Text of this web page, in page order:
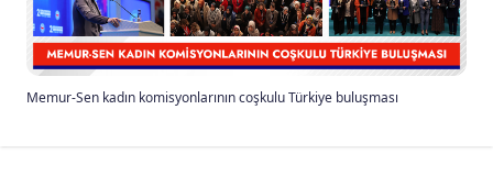
Memur-Sen kadın komisyonlarının coşkulu Türkiye buluşması